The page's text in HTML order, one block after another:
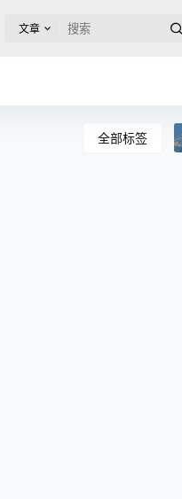
文章
全部标签